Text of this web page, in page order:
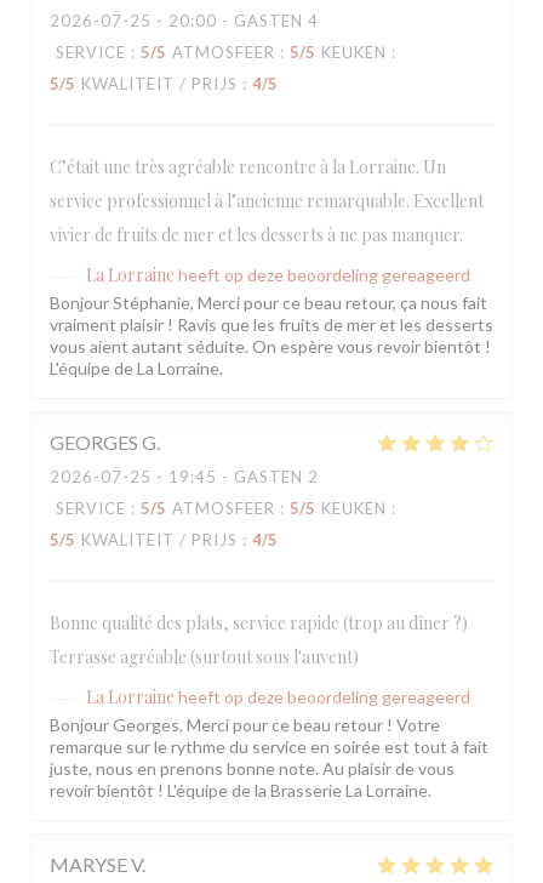
2026-07-25 - 20:00 - GASTEN 4
SERVICE : 5/5 ATMOSFEER : 5/5 KEUKEN :
5/5 KWALITEIT / PRIJS : 4/5
C’était une très agréable rencontre à la Lorraine. Un
service professionnel à l’ancienne remarquable. Excellent
vivier de fruits de mer et les desserts à ne pas manquer.
La Lorraine heeft op deze beoordeling gereageerd
Bonjour Stéphanie, Merci pour ce beau retour, ça nous fait
vraiment plaisir ! Ravis que les fruits de mer et les desserts
vous aient autant séduite. On espère vous revoir bientôt !
L'équipe de La Lorraine.
GEORGES G
2026-07-25 - 19:45 - GASTEN 2
SERVICE : 5/5 ATMOSFEER : 5/5 KEUKEN :
5/5 KWALITEIT / PRIJS : 4/5
Bonne qualité des plats, service rapide (trop au dîner ?)
Terrasse agréable (surtout sous l'auvent)
La Lorraine heeft op deze beoordeling gereageerd
Bonjour Georges, Merci pour ce beau retour ! Votre
remarque sur le rythme du service en soirée est tout à fait
juste, nous en prenons bonne note. Au plaisir de vous
revoir bientôt ! L'équipe de la Brasserie La Lorraine.
MARYSEV